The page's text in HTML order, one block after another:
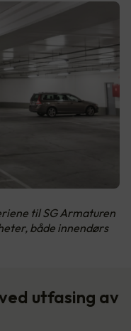
til SG Armaturen
både innendørs
utfasing av